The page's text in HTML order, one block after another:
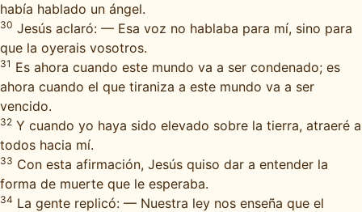
había hablado un ángel.
30 Jesús aclaró: — Esa voz no hablaba para mí, sino para
que la oyerais vosotros.
31 Es ahora cuando este mundo va a ser condenado; es
ahora cuando el que tiraniza a este mundo va a ser
vencido.
32 Y cuando yo haya sido elevado sobre la tierra, atraeré a
todos hacia mí.
33 Con esta afirmación, Jesús quiso dar a entender la
forma de muerte que le esperaba.
34 La gente replicó: — Nuestra ley nos enseña que el